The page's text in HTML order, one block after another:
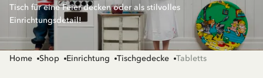
Tisch für eine Feier decken oder als stilvolles
Einrichtungsdetail!
Home Shop Einrichtung Tischgedecke Tabletts